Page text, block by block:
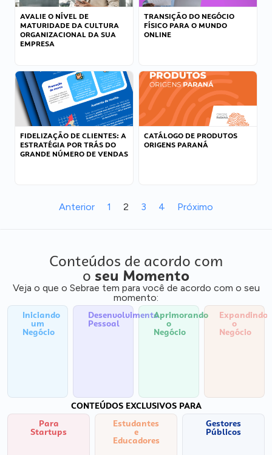
AVALIE O NÍVEL DE
MATURIDADE DA CULTURA
ORGANIZACIONAL DA SUA
EMPRESA
TRANSIÇÃO DO NEGÓCIO
FÍSICO PARA O MUNDO
ONLINE
FIDELIZAÇÃO DE CLIENTES: A
ESTRATÉGIA POR TRÁS DO
GRANDE NÚMERO DE VENDAS
CATÁLOGO DE PRODUTOS
ORIGENS PARANÁ
Anterior 1 2 3 4 Próximo
Conteúdos de acordo com
o seu Momento
Veja o que o Sebrae tem para você de acordo com o seu
momento:
Iniciando
um
Negócio
Desenvolvimento
Pessoal
Aprimorando
o
Negócio
Expandindo
o
Negócio
CONTEÚDOS EXCLUSIVOS PARA
Para
Startups
Estudantes
e
Educadores
Gestores
Públicos